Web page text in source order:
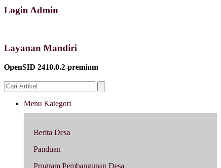
Login Admin
Layanan Mandiri
OpenSID 2410.0.2-premium
Menu Kategori
Berita Desa
Panduan
Program Pembangunan Desa